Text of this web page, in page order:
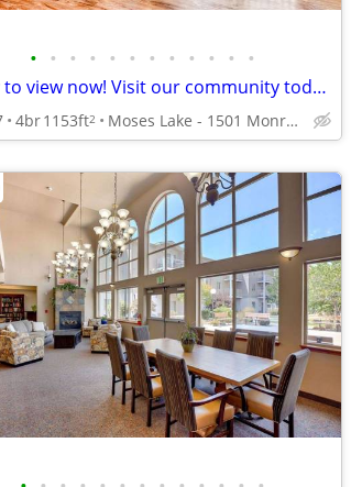
• • • • • • • • • • • •
Ready to view now! Visit our community today!
4br1153ft2 Moses Lake - 1501 Monroe Street